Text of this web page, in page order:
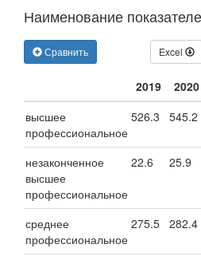
Наименование
Сравнить Excel
2019 2020
высшее
профессиональное
526.3 545.2
незаконченное
высшее
профессиональное
22.6 25.9
среднее
профессиональное
275.5 282.4